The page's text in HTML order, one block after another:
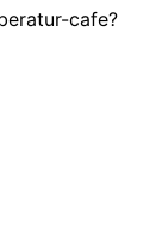
cafe?